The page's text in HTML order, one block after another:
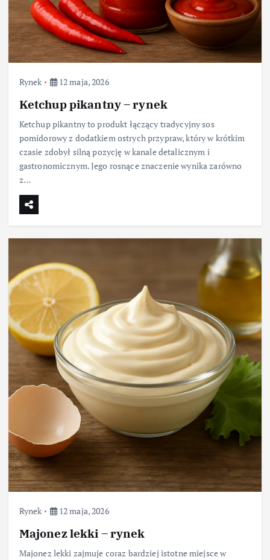
Rynek 12 maja, 2026
Ketchup pikantny – rynek
Ketchup pikantny to produkt łączący tradycyjny sos
pomidorowy z dodatkiem ostrych przypraw, który w krótkim
czasie zdobył silną pozycję w kanale detalicznym i
gastronomicznym. Jego rosnące znaczenie wynika zarówno
z…
Rynek 12 maja, 2026
Majonez lekki – rynek
Majonez lekki zajmuje coraz bardziej istotne miejsce w